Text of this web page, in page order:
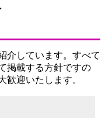
介しています。すべて
掲載する方針ですの
歓迎いたします。